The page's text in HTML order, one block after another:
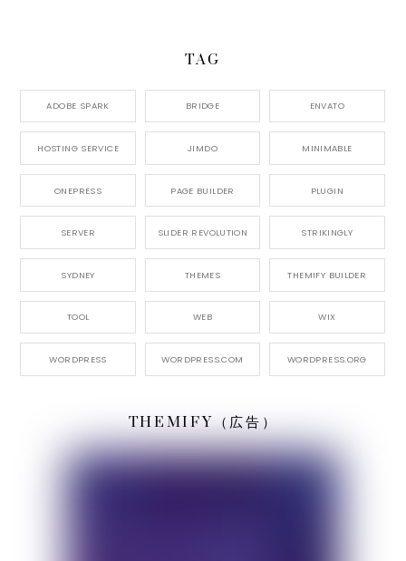
TAG
ADOBE SPARK BRIDGE ENVATO
HOSTING SERVICE JIMDO MINIMABLE
ONEPRESS PAGE BUILDER PLUGIN
SERVER SLIDER REVOLUTION STRIKINGLY
SYDNEY THEMES THEMIFY BUILDER
TOOL WEB WIX
WORDPRESS WORDPRESS.COM WORDPRESS.ORG
THEMIFY（広告）